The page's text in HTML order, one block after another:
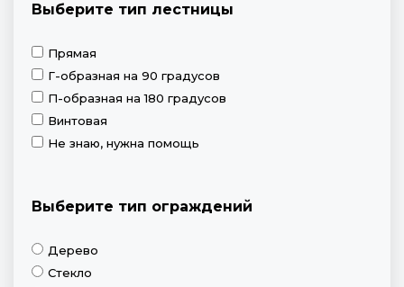
Выберите тип лестницы
Прямая
Г-образная на 90 градусов
П-образная на 180 градусов
Винтовая
Не знаю, нужна помощь
Выберите тип ограждений
Дерево
Стекло